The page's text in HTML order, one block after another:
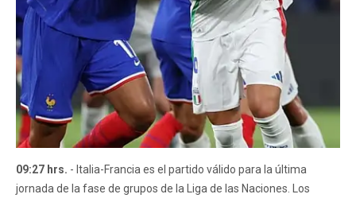
09:27 hrs. - Italia-Francia es el partido válido para la última
jornada de la fase de grupos de la Liga de las Naciones. Los